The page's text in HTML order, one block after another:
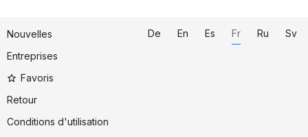
Nouvelles
Entreprises
Favoris
Retour
Conditions d'utilisation
De En Es Fr Ru Sv